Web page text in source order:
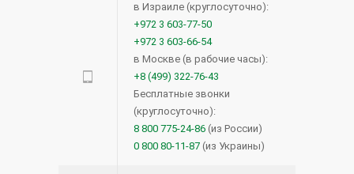
в Израиле (круглосуточно):
+972 3 603-77-50
+972 3 603-66-54
в Москве (в рабочие часы):
+8 (499) 322-76-43
Бесплатные звонки
(круглосуточно):
8 800 775-24-86 (из России)
0 800 80-11-87 (из Украины)